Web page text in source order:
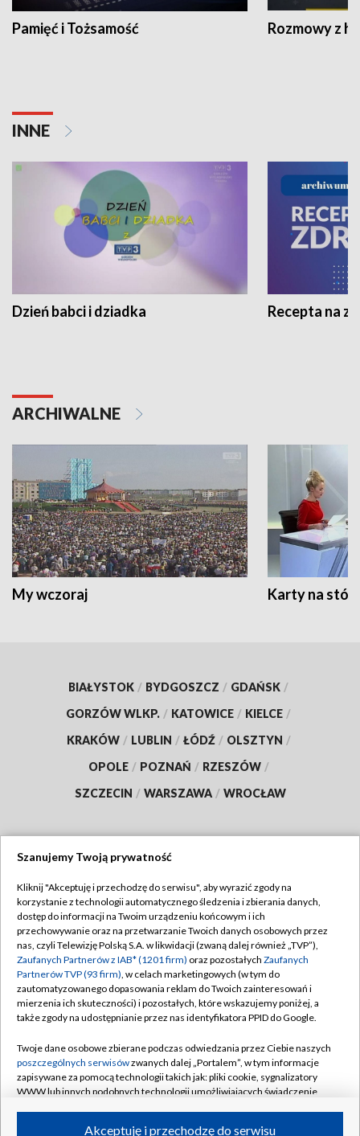
Pamięć i Tożsamość Rozmowy z
INNE
Dzień babci i dziadka Recepta na
ARCHIWALNE
My wczoraj Karty na
BIAŁYSTOK / BYDGOSZCZ / GDAŃSK /
GORZÓW WLKP. / KATOWICE / KIELCE /
KRAKÓW / LUBLIN / ŁÓDŹ / OLSZTYN /
OPOLE / POZNAŃ / RZESZÓW /
SZCZECIN / WARSZAWA / WROCŁAW
TVP
Abonament TVP
Emisja w TVP
Centrum informacji TVP
Naziemna Telewizja Cyfrowa
Rada Programowa
System NOS
Informacje o nadawcy
Regulamin TVP
Polityka prywatności
Moje zgody
Pomoc
Kontakt
Kanały
Szanujemy Twoją prywatność
Kliknij "Akceptuję i przechodzę do serwisu", aby wyrazić zgody na
korzystanie z technologii automatycznego śledzenia i zbierania danych,
dostęp do informacji na Twoim urządzeniu końcowym i ich
przechowywanie oraz na przetwarzanie Twoich danych osobowych przez
nas, czyli Telewizję Polską S.A. w likwidacji (zwaną dalej również „TVP”),
Zaufanych Partnerów z IAB* (1201 firm) oraz pozostałych Zaufanych
Partnerów TVP (93 firm), w celach marketingowych (w tym do
zautomatyzowanego dopasowania reklam do Twoich zainteresowań i
mierzenia ich skuteczności) i pozostałych, które wskazujemy poniżej, a
także zgody na udostępnianie przez nas identyfikatora PPID do Google.
Twoje dane osobowe zbierane podczas odwiedzania przez Ciebie naszych
poszczególnych serwisówzwanych dalej „Portalem”, w tym informacje
zapisywane za pomocą technologii takich jak: pliki cookie, sygnalizatory
WWW lub innych podobnych technologii umożliwiających świadczenie
Akceptuję i przechodzę do serwisu